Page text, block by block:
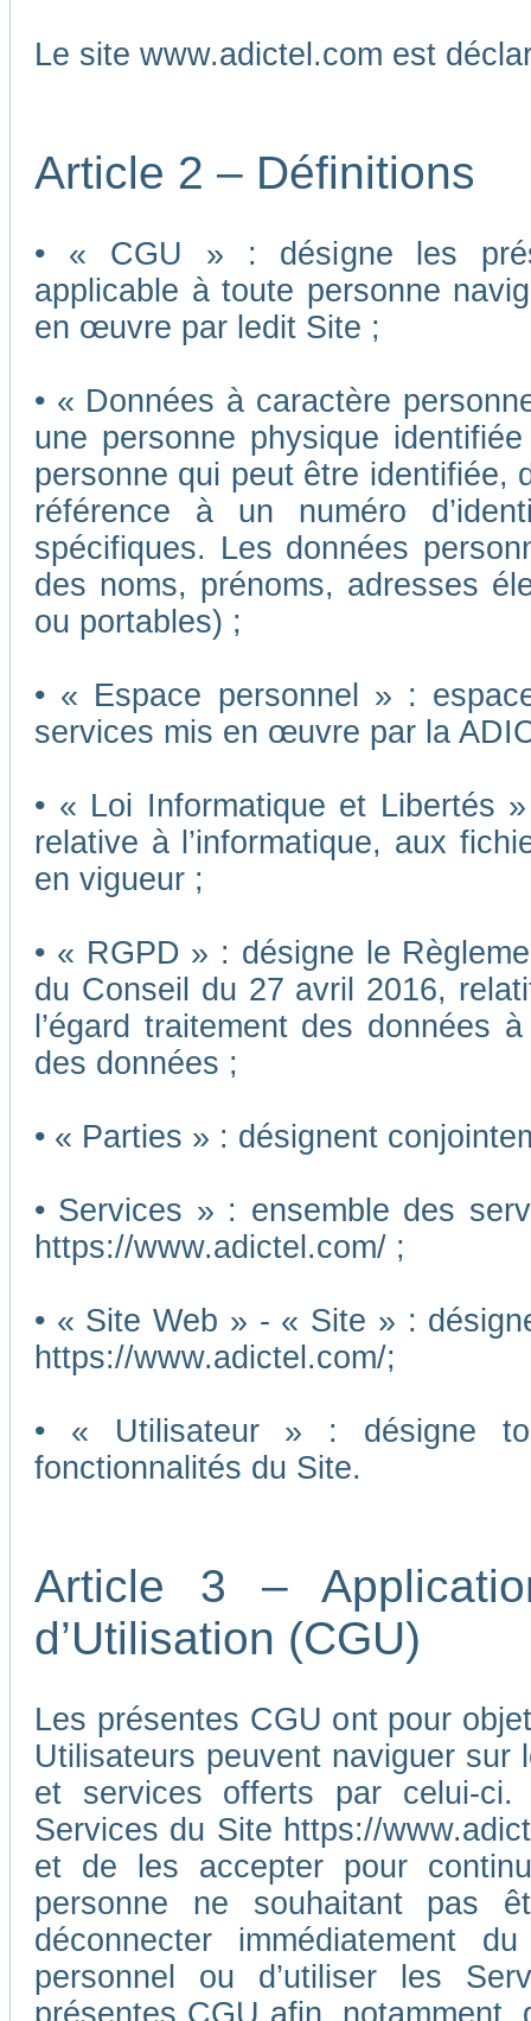
Le site www.adictel.com est
Article 2 – Définitions
• « CGU » : désigne les
applicable à toute personne
en œuvre par ledit Site ;
• « Données à caractère
une personne physique
personne qui peut être identifiée,
référence à un numéro
spécifiques. Les données
des noms, prénoms, adresses
ou portables) ;
• « Espace personnel » :
services mis en œuvre par la
• « Loi Informatique et Libertés
relative à l’informatique, aux
en vigueur ;
• « RGPD » : désigne le
du Conseil du 27 avril 2016,
l’égard traitement des données
des données ;
• « Parties » : désignent
• Services » : ensemble des
https://www.adictel.com/ ;
• « Site Web » - « Site » :
https://www.adictel.com/;
• « Utilisateur » : désigne
fonctionnalités du Site.
Article 3 –
d’Utilisation (CGU)
Les présentes CGU ont pour
Utilisateurs peuvent naviguer
et services offerts par celui-ci.
Services du Site https://
et de les accepter pour
personne ne souhaitant pas
déconnecter immédiatement
personnel ou d’utiliser les
présentes CGU afin,